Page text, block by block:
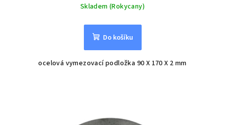
Skladem (Rokycany)
Do košíku
ocelová vymezovací podložka 90 X 170 X 2 mm